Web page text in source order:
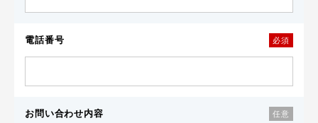
電話番号 必須
お問い合わせ内容 任意